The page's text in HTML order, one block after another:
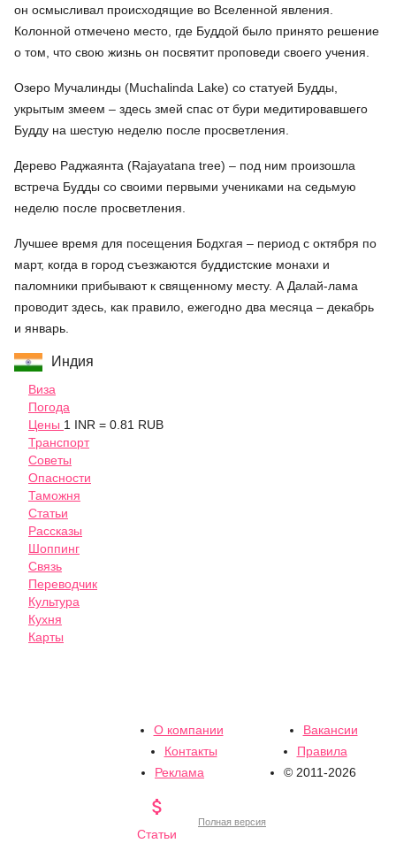
он осмысливал происходящие во Вселенной явления.
Колонной отмечено место, где Буддой было принято решение
о том, что свою жизнь он посвятит проповеди своего учения.
Озеро Мучалинды (Muchalinda Lake) со статуей Будды,
укрытым змеем – здесь змей спас от бури медитировавшего
Будду на шестую неделю после просветления.
Дерево Раджаянта (Rajayatana tree) – под ним произошла
встреча Будды со своими первыми учениками на седьмую
неделю после просветления.
Лучшее время для посещения Бодхгая – период с октября по
март, когда в город съезжаются буддистские монахи и
паломники прибывают к священному месту. А Далай-лама
проводит здесь, как правило, ежегодно два месяца – декабрь
и январь.
Индия
Виза
Погода
Цены 1 INR = 0.81 RUB
Транспорт
Советы
Опасности
Таможня
Статьи
Рассказы
Шоппинг
Связь
Переводчик
Культура
Кухня
Карты
О компании
Вакансии
Контакты
Правила
Реклама
© 2011-2026

Статьи
Полная версия